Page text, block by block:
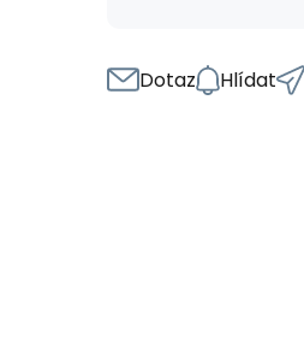
Dotaz Hlídat